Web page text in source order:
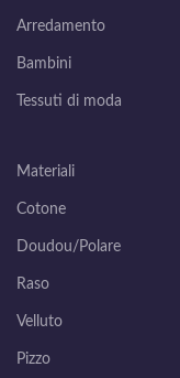
Arredamento
Bambini
Tessuti di moda
Materiali
Cotone
Doudou/Polare
Raso
Velluto
Pizzo